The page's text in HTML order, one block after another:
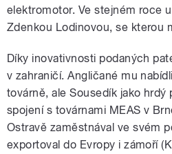
elektromotor. Ve stejném roce
Zdenkou Lodinovou, se kterou
Díky inovativnosti podaných
v zahraničí. Angličané mu
továrně, ale Sousedík jako
spojení s továrnami MEAS v
Ostravě zaměstnával ve svém
exportoval do Evropy i zámoří